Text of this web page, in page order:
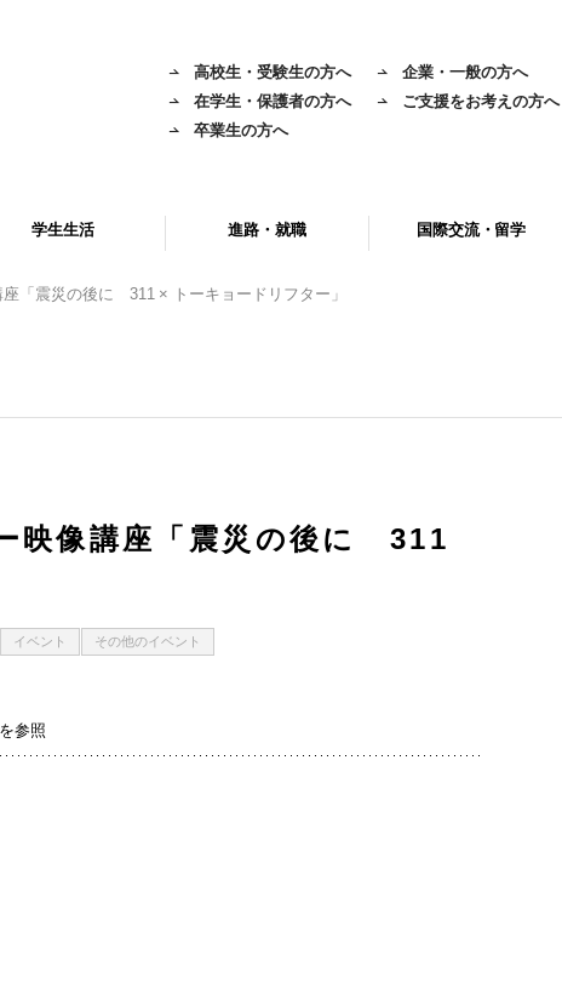
高校生・受験生の方へ
在学生・保護者の方へ
卒業生の方へ
企業・一般の方へ
ご支援をお考えの方へ
学生生活 進路・就職 国際交流・留学
「震災の後に 311 × トーキョードリフター」
映像講座「震災の後に 311
イベント その他のイベント
参照